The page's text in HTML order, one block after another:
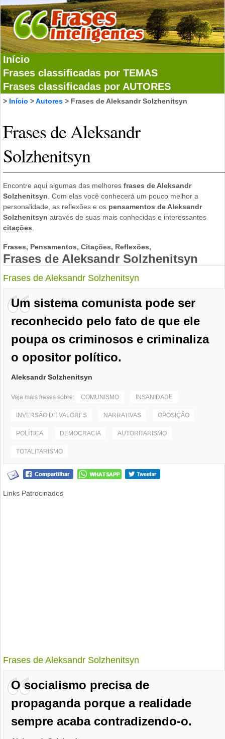
Início
Frases classificadas por TEMAS
Frases classificadas por AUTORES
> Início >Autores > Frases de Aleksandr Solzhenitsyn
Frases de Aleksandr
Solzhenitsyn
Encontre aqui algumas das melhores frases de Aleksandr
Solzhenitsyn . Com elas você conhecerá um pouco melhor a
personalidade, as reflexões e os pensamentos de Aleksandr
Solzhenitsyn através de suas mais conhecidas e interessantes
citações
Frases, Pensamentos, Citações, Reflexões,
Frases de Aleksandr Solzhenitsyn
Frases de Aleksandr Solzhenitsyn
Um sistema comunista pode ser
reconhecido pelo fato de que ele
poupa os criminosos e criminaliza
o opositor político.
Aleksandr Solzhenitsyn
Veja mais frases sobre: COMUNISMO INSANIDADE
INVERSÃO DE VALORES NARRATIVAS OPOSIÇÃO
POLÍTICA DEMOCRACIA AUTORITARISMO
TOTALITARISMO
Links Patrocinados
Frases de Aleksandr Solzhenitsyn
O socialismo precisa de
propaganda porque a realidade
sempre acaba contradizendo-o.